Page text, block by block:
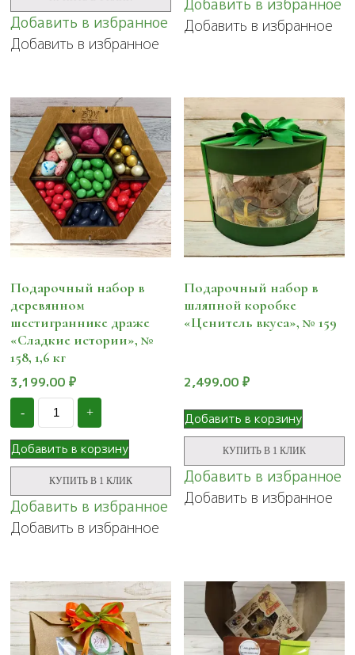
№11
Добавить в избранное
Добавить в избранное
Добавить в избранное
Добавить в избранное
Подарочный набор в
деревянном
шестиграннике драже
«Сладкие истории», №
158, 1,6 кг
3,199.00 ₽
- Количество
Подарочный
набор
в
деревянном
шестиграннике
драже
"Сладкие
истории",
№
+
Добавить в корзину
КУПИТЬ В 1 КЛИК
Добавить в избранное
Добавить в избранное
Подарочный набор в
шляпной коробке
«Ценитель вкуса», № 159
2,499.00₽
Добавить в корзину
КУПИТЬ В 1 КЛИК
Добавить в избранное
Добавить в избранное